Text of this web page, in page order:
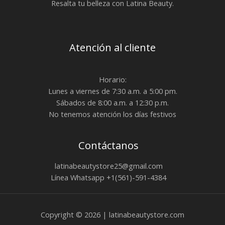
Resalta tu belleza con Latina Beauty.
Atención al cliente
Horario:
Lunes a viernes de 7:30 a.m. a 5:00 pm.
Sábados de 8:00 a.m. a 12:30 p.m.
No tenemos atención los días festivos
Contáctanos
latinabeautystore25@gmail.com
Línea Whatsapp +1(561)-591-4384
Copyright © 2026 | latinabeautystore.com